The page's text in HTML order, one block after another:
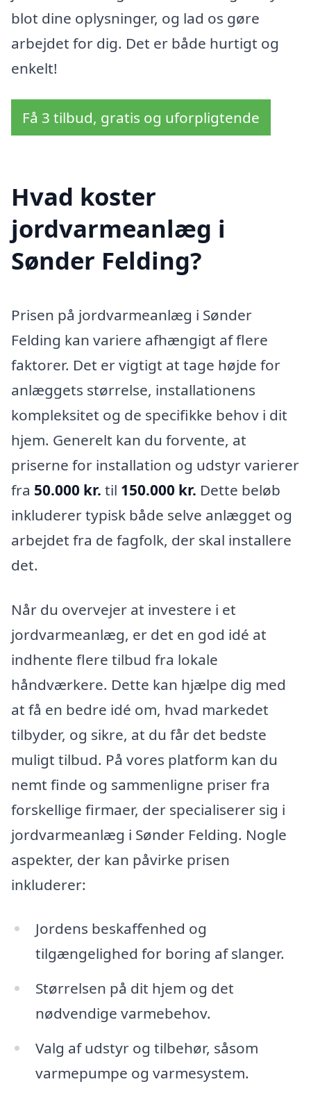
blot dine oplysninger, og lad os gøre
arbejdet for dig. Det er både hurtigt og
enkelt!
Få 3 tilbud, gratis og uforpligtende
Hvad koster
jordvarmeanlæg i
Sønder Felding?
Prisen på jordvarmeanlæg i Sønder
Felding kan variere afhængigt af flere
faktorer. Det er vigtigt at tage højde for
anlæggets størrelse, installationens
kompleksitet og de specifikke behov i dit
hjem. Generelt kan du forvente, at
priserne for installation og udstyr varierer
fra 50.000 kr. til 150.000 kr. Dette beløb
inkluderer typisk både selve anlægget og
arbejdet fra de fagfolk, der skal installere
det.
Når du overvejer at investere i et
jordvarmeanlæg, er det en god idé at
indhente flere tilbud fra lokale
håndværkere. Dette kan hjælpe dig med
at få en bedre idé om, hvad markedet
tilbyder, og sikre, at du får det bedste
muligt tilbud. På vores platform kan du
nemt finde og sammenligne priser fra
forskellige firmaer, der specialiserer sig i
jordvarmeanlæg i Sønder Felding. Nogle
aspekter, der kan påvirke prisen
inkluderer:
Jordens beskaffenhed og
tilgængelighed for boring af slanger.
Størrelsen på dit hjem og det
nødvendige varmebehov.
Valg af udstyr og tilbehør, såsom
varmepumpe og varmesystem.